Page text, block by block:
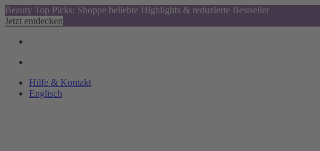
Beauty Top Picks: Shoppe beliebte Highlights & reduzierte Bestseller
Jetzt entdecken
Hilfe & Kontakt
Englisch